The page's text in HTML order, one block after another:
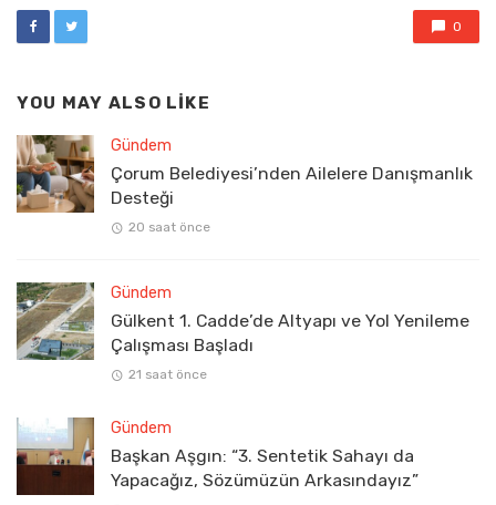
0
YOU MAY ALSO LIKE
Gündem
Çorum Belediyesi’nden Ailelere Danışmanlık
Desteği
20 saat önce
Gündem
Gülkent 1. Cadde’de Altyapı ve Yol Yenileme
Çalışması Başladı
21 saat önce
Gündem
Başkan Aşgın: “3. Sentetik Sahayı da
Yapacağız, Sözümüzün Arkasındayız”